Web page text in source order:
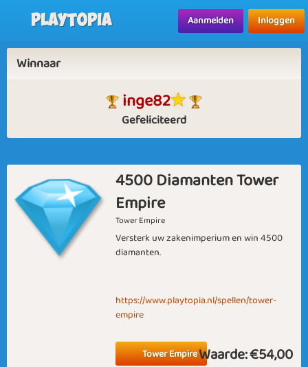
Playtopia Aanmelden Inloggen
Winnaar
inge82
Gefeliciteerd
4500 Diamanten Tower
Empire
Tower Empire
Versterk uw zakenimperium en win 4500
diamanten.
https://www.playtopia.nl/spellen/tower-
empire
Waarde:€54,00
Tower Empire